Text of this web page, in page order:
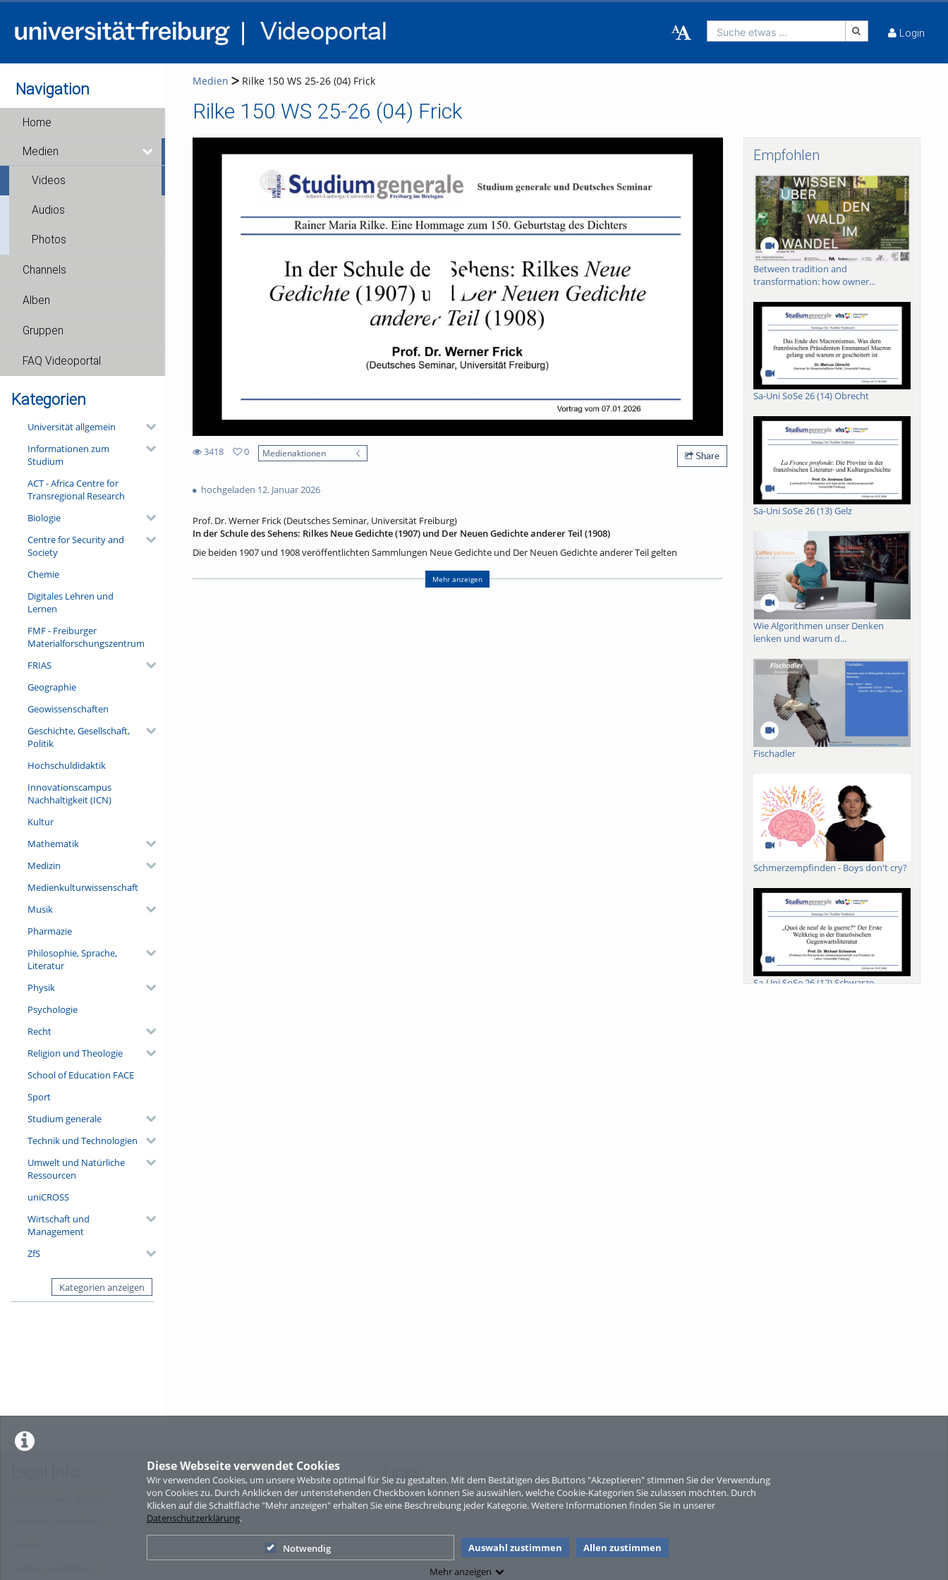
Diese Webseite verwendet Cookies
Wir verwenden Cookies, um unsere Website optimal für Sie zu gestalten. Mit dem Bestätigen des Buttons "Akzeptieren" stimmen Sie der Verwendung
von Cookies zu. Durch Anklicken der untenstehenden Checkboxen können Sie auswählen, welche Cookie-Kategorien Sie zulassen möchten. Durch
Klicken auf die Schaltfläche "Mehr anzeigen" erhalten Sie eine Beschreibung jeder Kategorie. Weitere Informationen finden Sie in unserer
Datenschutzerklärung.
Notwendig Auswahl zustimmen
Allen zustimmen
Mehr anzeigen
Suche etwas ... Login
Navigation
Home
Medien
Videos
Audios
Photos
Channels
Alben
Gruppen
FAQ Videoportal
Kategorien
Universität allgemein
Informationen zum
Studium
ACT - Africa Centre for
Transregional Research
Biologie
Centre for Security and
Society
Chemie
Digitales Lehren und
Lernen
FMF - Freiburger
Materialforschungszentrum
FRIAS
Geographie
Geowissenschaften
Geschichte, Gesellschaft,
Politik
Hochschuldidaktik
Innovationscampus
Nachhaltigkeit (ICN)
Kultur
Mathematik
Medizin
Medienkulturwissenschaft
Musik
Pharmazie
Philosophie, Sprache,
Literatur
Physik
Psychologie
Recht
Religion und Theologie
School of Education FACE
Sport
Studium generale
Technik und Technologien
Umwelt und Natürliche
Ressourcen
uniCROSS
Wirtschaft und
Management
ZfS
Kategorien anzeigen
Medien Rilke 150 WS 25-26 (04) Frick
Rilke 150 WS 25-26 (04) Frick
3418
views
0
Medienaktionen Share
hochgeladen 12. Januar 2026
Prof. Dr. Werner Frick (Deutsches Seminar, Universität Freiburg)
In der Schule des Sehens: Rilkes Neue Gedichte (1907) und Der Neuen Gedichte anderer Teil (1908)
Die beiden 1907 und 1908 veröffentlichten Sammlungen Neue Gedichte und Der Neuen Gedichte anderer Teil gelten
Schaffensperiode. In diesen (überwiegend in Paris entstandenen) Zyklen, die viele der bis heute bekanntesten Gedichte des
Autors enthalten – Der Panther, Das Karussell (Jardin du Luxembourg), Archaïscher Torso Apollos, Römische Fontäne, L’Ange
Mehr anzeigen
Empfohlen
Between tradition and
transformation: how owner...
Sa-Uni SoSe 26 (14) Obrecht
Sa-Uni SoSe 26 (13) Gelz
Wie Algorithmen unser Denken
lenken und warum d...
Fischadler
Schmerzempfinden - Boys don't cry?
Sa-Uni SoSe 26 (12) Schwarze
Sperber
Links
Sitemap